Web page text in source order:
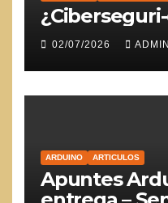
02/07/2026
ARDUINO ARTICULOS
Apuntes